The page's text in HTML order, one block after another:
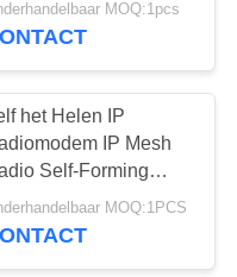
MOQ:1pcs
het Helen IP
IP Mesh
Self-Forming
Network
MOQ:1PCS